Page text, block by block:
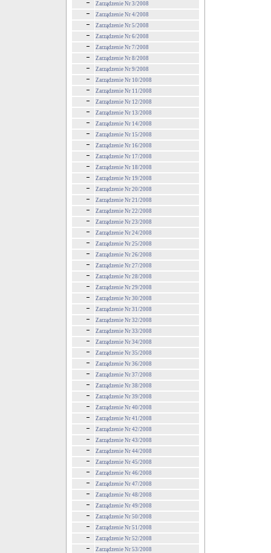
Zarządzenie Nr 3/2008
Zarządzenie Nr 4/2008
Zarządzenie Nr 5/2008
Zarządzenie Nr 6/2008
Zarządzenie Nr 7/2008
Zarządzenie Nr 8/2008
Zarządzenie Nr 9/2008
Zarządzenie Nr 10/2008
Zarządzenie Nr 11/2008
Zarządzenie Nr 12/2008
Zarządzenie Nr 13/2008
Zarządzenie Nr 14/2008
Zarządzenie Nr 15/2008
Zarządzenie Nr 16/2008
Zarządzenie Nr 17/2008
Zarządzenie Nr 18/2008
Zarządzenie Nr 19/2008
Zarządzenie Nr 20/2008
Zarządzenie Nr 21/2008
Zarządzenie Nr 22/2008
Zarządzenie Nr 23/2008
Zarządzenie Nr 24/2008
Zarządzenie Nr 25/2008
Zarządzenie Nr 26/2008
Zarządzenie Nr 27/2008
Zarządzenie Nr 28/2008
Zarządzenie Nr 29/2008
Zarządzenie Nr 30/2008
Zarządzenie Nr 31/2008
Zarządzenie Nr 32/2008
Zarządzenie Nr 33/2008
Zarządzenie Nr 34/2008
Zarządzenie Nr 35/2008
Zarządzenie Nr 36/2008
Zarządzenie Nr 37/2008
Zarządzenie Nr 38/2008
Zarządzenie Nr 39/2008
Zarządzenie Nr 40/2008
Zarządzenie Nr 41/2008
Zarządzenie Nr 42/2008
Zarządzenie Nr 43/2008
Zarządzenie Nr 44/2008
Zarządzenie Nr 45/2008
Zarządzenie Nr 46/2008
Zarządzenie Nr 47/2008
Zarządzenie Nr 48/2008
Zarządzenie Nr 49/2008
Zarządzenie Nr 50/2008
Zarządzenie Nr 51/2008
Zarządzenie Nr 52/2008
Zarządzenie Nr 53/2008